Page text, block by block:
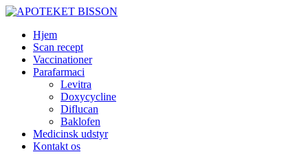
Hjem
Scan recept
Vaccinationer
Parafarmaci
Levitra
Doxycycline
Diflucan
Baklofen
Medicinsk udstyr
Kontakt os